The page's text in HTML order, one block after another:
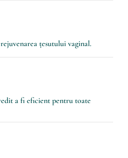
țesutului vaginal.
a fi eficient pentru toate